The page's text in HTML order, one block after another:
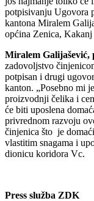
potpisivanju Ugovora
kantona Miralem
općina Zenica,
Miralem Galijašević,
zadovoljstvo
potpisan i drugi
kanton. „Posebno mi
proizvodnji čelika i
će biti uposlena
privrednom razvoju
činjenica što je
vlastitim snagama i
dionicu koridora Vc.
Press služba ZDK